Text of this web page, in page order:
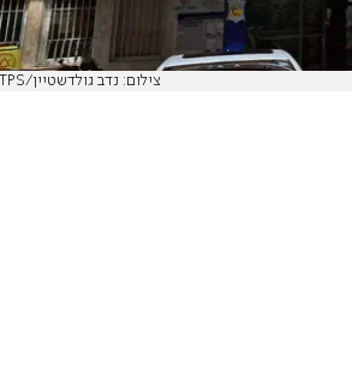
צילום: נדב גולדשטיין/TPS